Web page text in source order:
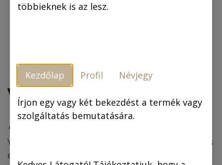
Vászonkép: „A”
„Hobbs” 35x50 cm
Vászonkép-megrendelést csak előzetes kifizetés
esetén (bankkártya) fogadjuk.
többieknek is az lesz.
Kezdőlap Profil Névjegy
Írjon egy vagy két bekezdést a termék vagy
szolgáltatás bemutatására.